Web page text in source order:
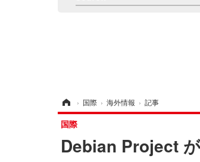
› 国際 › 海外情報 › 記事
Debian Project
国際